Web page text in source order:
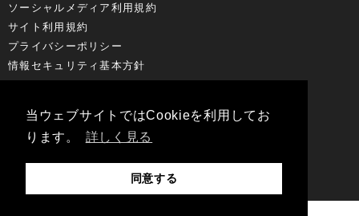
当ウェブサイトではCookieを利用してお
ります。
詳しく見る
同意する
ソーシャルメディア利用規約
サイト利用規約
プライバシーポリシー
情報セキュリティ基本方針